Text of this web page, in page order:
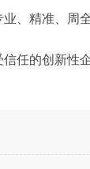
、精准、周
任的创新性